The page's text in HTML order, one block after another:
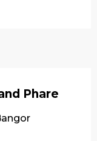
Phare